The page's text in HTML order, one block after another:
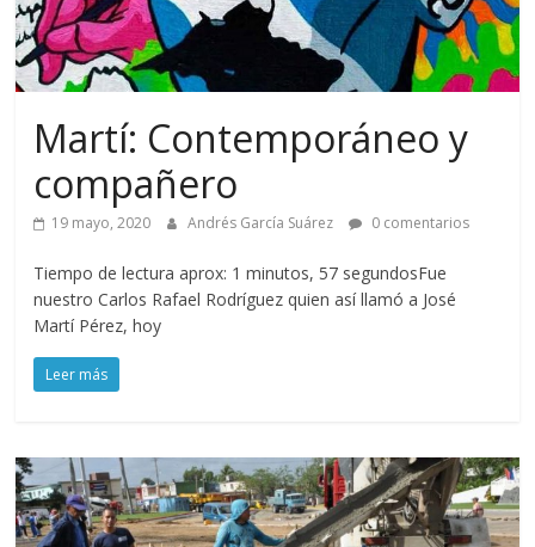
Martí: Contemporáneo y
compañero
19 mayo, 2020 Andrés García Suárez 0 comentarios
Tiempo de lectura aprox: 1 minutos, 57 segundosFue
nuestro Carlos Rafael Rodríguez quien así llamó a José
Martí Pérez, hoy
Leer más